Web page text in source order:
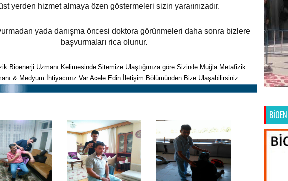
yerden hizmet almaya özen göstermeleri sizin yararınızadır.
yada danışma öncesi doktora görünmeleri daha sonra bizlere
başvurmaları rica olunur.
Bioenerji Uzmanı Kelimesinde Sitemize Ulaştığınıza göre Sizinde Muğla Metafizik
& Medyum İhtiyacınız Var Acele Edin İletişim Bölümünden Bize Ulaşabilirsiniz....